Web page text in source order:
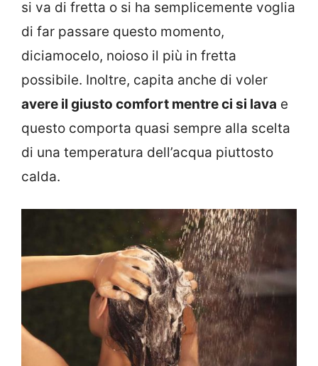
si va di fretta o si ha semplicemente voglia
di far passare questo momento,
diciamocelo, noioso il più in fretta
possibile. Inoltre, capita anche di voler
avere il giusto comfort mentre ci si lava e
questo comporta quasi sempre alla scelta
di una temperatura dell’acqua piuttosto
calda.